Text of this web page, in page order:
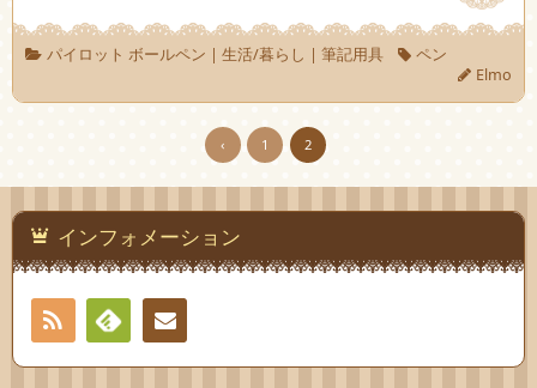
パイロット ボールペン | 生活/暮らし | 筆記用具
ペン
Elmo
‹ 1 2
インフォメーション
RSS
Feedlyお問